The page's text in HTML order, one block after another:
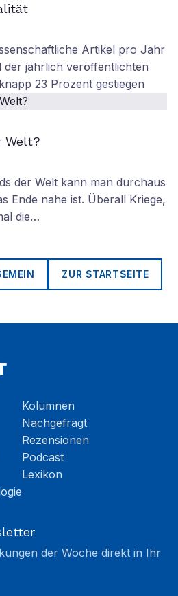
Artikel pro Jahr
der jährlich veröffentlichten
23 Prozent gestiegen
Welt?
der Welt kann man durchaus
Ende nahe ist. Überall Kriege,
die…
ZUR STARTSEITE
Kolumnen
Nachgefragt
Rezensionen
Podcast
Lexikon
der Woche direkt in Ihr